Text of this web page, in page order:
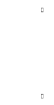
e